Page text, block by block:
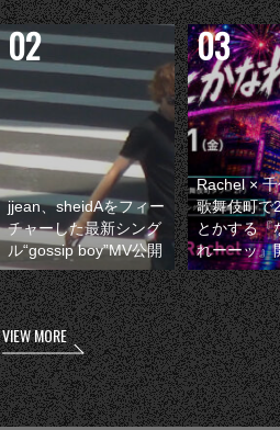
jjean、sheidAをフィー
チャーした最新シング
ル“gossip boy”MV公開
Rachel ×
歌舞伎町で
とかする『
れーーッ』
VIEW MORE